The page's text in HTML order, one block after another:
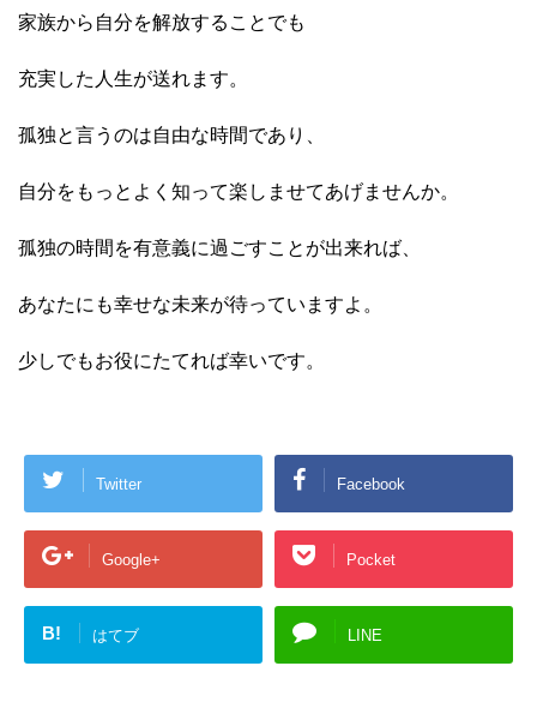
家族から自分を解放することでも
充実した人生が送れます。
孤独と言うのは自由な時間であり、
自分をもっとよく知って楽しませてあげませんか。
孤独の時間を有意義に過ごすことが出来れば、
あなたにも幸せな未来が待っていますよ。
少しでもお役にたてれば幸いです。
Twitter Facebook
Google+ Pocket
B! はてブ LINE